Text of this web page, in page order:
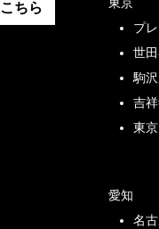
こちら
東京
プ
世
駒
吉
東
愛知
名